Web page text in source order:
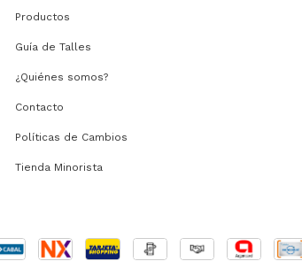
Productos
Guía de Talles
¿Quiénes somos?
Contacto
Políticas de Cambios
Tienda Minorista